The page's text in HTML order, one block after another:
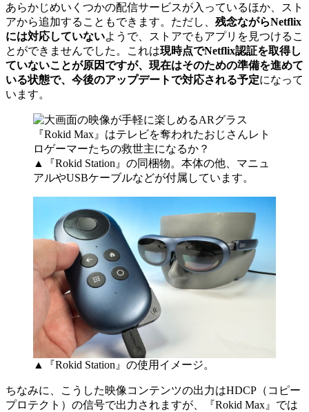
あらかじめいくつかの配信サービスが入っているほか、スト
アから追加することもできます。ただし、 残念ながらNetflix
には対応していないようで、ストアでもアプリを見つけるこ
とができませんでした。これは現時点でNetflix認証を取得し
ていないことが原因ですが、現在はそのための準備を進めて
いる状態で、今後のアップデートで対応される予定になって
います。
▲『Rokid Station』の同梱物。本体の他、マニュ
アルやUSBケーブルなどが付属しています。
▲『Rokid Station』の使用イメージ。
ちなみに、こうした映像コンテンツの出力はHDCP（コピー
プロテクト）の信号で出力されますが、『Rokid Max』では